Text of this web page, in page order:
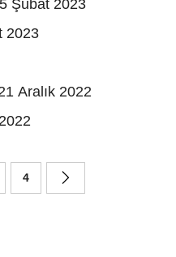
Şubat 2023
2023
Aralık 2022
4